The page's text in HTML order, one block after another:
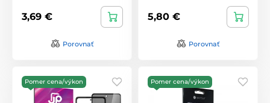
3,69 €
Porovnať
5,80 €
Porovnať
Pomer cena/výkon Pomer cena/výkon